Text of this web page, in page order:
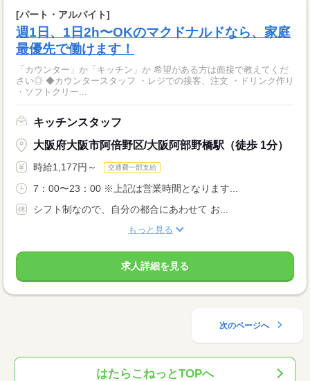
[パート・アルバイト]
週1日、1日2h〜OKのマクドナルドなら、家庭
最優先で働けます！
「カウンター」か「キッチン」か 希望がある方は面接で教えてくだ
さい◎ ◆カウンタースタッフ ・レジでの接客、注文 ・ドリンク作り
・ソフトクリー...
キッチンスタッフ
大阪府大阪市阿倍野区/大阪阿部野橋駅（徒歩 1分）
時給1,177円～ 交通費一部支給
7：00〜23：00 ※上記は営業時間となります...
シフト制なので、自分の都合にあわせて お...
もっと見る
求人詳細を見る
次のページへ
はたらこねっとTOPへ